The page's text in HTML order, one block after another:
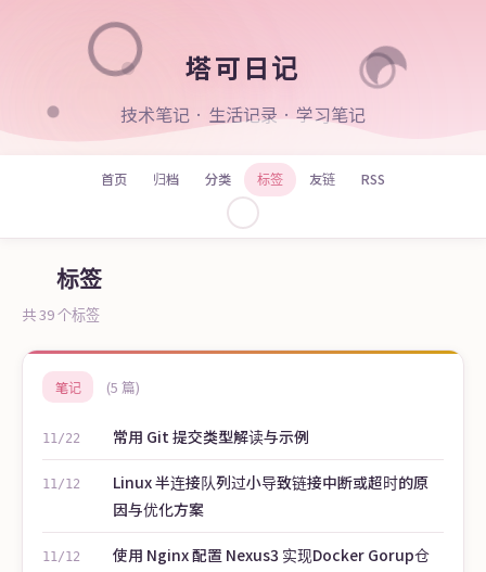
塔可日记
技术笔记 · 生活记录 · 学习笔记
首页 归档 分类 标签 友链 RSS
标签
共 39 个标签
笔记 (5 篇)
11/22 常用 Git 提交类型解读与示例
11/12
Linux 半连接队列过小导致链接中断或超时的原
因与优化方案
11/12
使用 Nginx 配置 Nexus3 实现Docker Gorup仓